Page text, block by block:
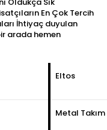
En Çok Tercih
İhtiyaç duyulan
arada hemen
Eltos
Metal